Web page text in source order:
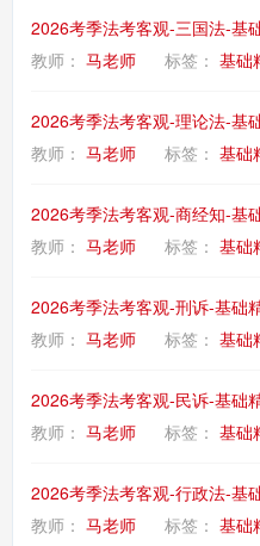
2026考季法考客观-三国法-基
教师： 马老师 标签： 基础
2026考季法考客观-理论法-基
教师： 马老师 标签： 基础
2026考季法考客观-商经知-基
教师： 马老师 标签： 基础
2026考季法考客观-刑诉-基础
教师： 马老师 标签： 基础
2026考季法考客观-民诉-基础
教师： 马老师 标签： 基础
2026考季法考客观-行政法-基
教师： 马老师 标签： 基础